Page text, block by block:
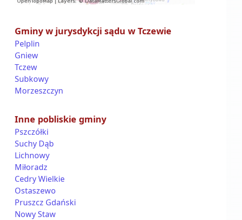
Gminy w jurysdykcji sądu w Tczewie
Pelplin
Gniew
Tczew
Subkowy
Morzeszczyn
Inne pobliskie gminy
Pszczółki
Suchy Dąb
Lichnowy
Miłoradz
Cedry Wielkie
Ostaszewo
Pruszcz Gdański
Nowy Staw